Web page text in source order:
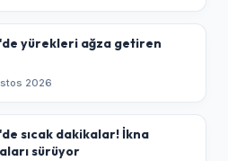
yürekleri ağza getiren
2026
sıcak dakikalar! İkna
sürüyor